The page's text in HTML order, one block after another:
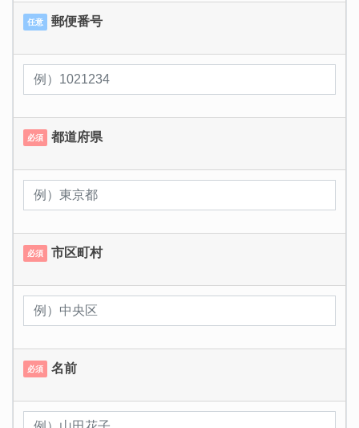
任意 郵便番号
必須 都道府県
必須 市区町村
必須 名前